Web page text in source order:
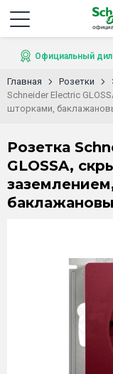
Официальный
Главная Розетки
Schneider Electric
шторками,
Розетка
GLOSSA,